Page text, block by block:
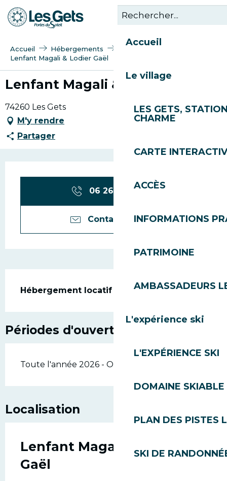
Aller
au
Accueil
Le village
LES GETS,
CHARME
CARTE
ACCÈS
INFORMATIONS
PATRIMOINE
AMBASSADEURS
L'expérience ski
L'EXPÉRIENCE SKI
DOMAINE SKIABLE
PLAN DES PISTES
SKI DE
Accueil
Hébergements
Lenfant Magali & Lodier Gaël
Lenfant Magali & Lodier Gaël
74260 Les Gets
M'y rendre
Partager
Ouverture et
06 26 07 63▒▒
Contactez-nous
Description
Hébergement locatif
Périodes d'ouverture
Toute l'année 2026 - Ouvert tous les jours
Localisation
Lenfant Magali & Lodier
Gaël